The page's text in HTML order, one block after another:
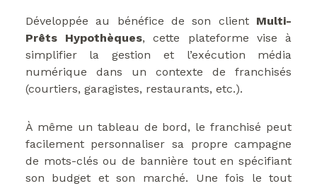
Développée au bénéfice de son client Multi-
Prêts Hypothèques, cette plateforme vise à
simplifier la gestion et l’exécution média
numérique dans un contexte de franchisés
(courtiers, garagistes, restaurants, etc.).
À même un tableau de bord, le franchisé peut
facilement personnaliser sa propre campagne
de mots-clés ou de bannière tout en spécifiant
son budget et son marché. Une fois le tout